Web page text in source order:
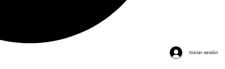
Iniciar sesión